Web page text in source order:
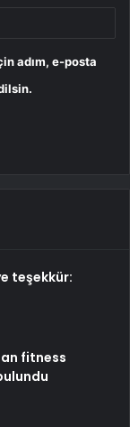
adım, e-posta
teşekkür:
fitness